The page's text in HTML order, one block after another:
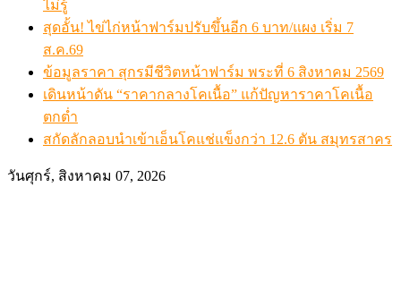
ไม่รู้
สุดอั้น! ไข่ไก่หน้าฟาร์มปรับขึ้นอีก 6 บาท/แผง เริ่ม 7
ส.ค.69
ข้อมูลราคา สุกรมีชีวิตหน้าฟาร์ม พระที่ 6 สิงหาคม 2569
เดินหน้าดัน “ราคากลางโคเนื้อ” แก้ปัญหาราคาโคเนื้อ
ตกต่ำ
สกัดลักลอบนำเข้าเอ็นโคแช่แข็งกว่า 12.6 ตัน สมุทรสาคร
วันศุกร์, สิงหาคม 07, 2026